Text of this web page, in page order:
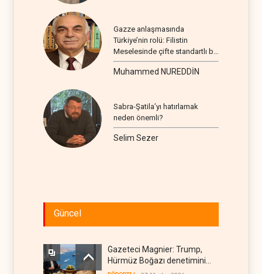
Gazze anlaşmasında
Türkiye’nin rolü: Filistin
Meselesinde çifte standartlı bir
seyir
Muhammed NUREDDİN
Sabra-Şatila’yı hatırlamak
neden önemli?
Selim Sezer
Güncel
Gazeteci Magnier: Trump,
Hürmüz Boğazı denetimini
doğrudan İran ve Umman'a